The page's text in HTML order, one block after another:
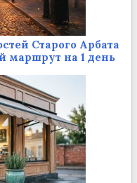
Старого Арбата
маршрут на 1 день